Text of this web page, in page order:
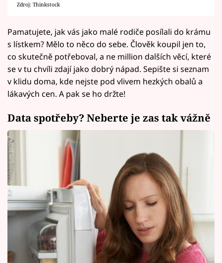
Zdroj: Thinkstock
Pamatujete, jak vás jako malé rodiče posílali do krámu
s lístkem? Mělo to něco do sebe. Člověk koupil jen to,
co skutečně potřeboval, a ne million dalších věcí, které
se v tu chvíli zdají jako dobrý nápad. Sepište si seznam
v klidu doma, kde nejste pod vlivem hezkých obalů a
lákavých cen. A pak se ho držte!
Data spotřeby? Neberte je zas tak vážně